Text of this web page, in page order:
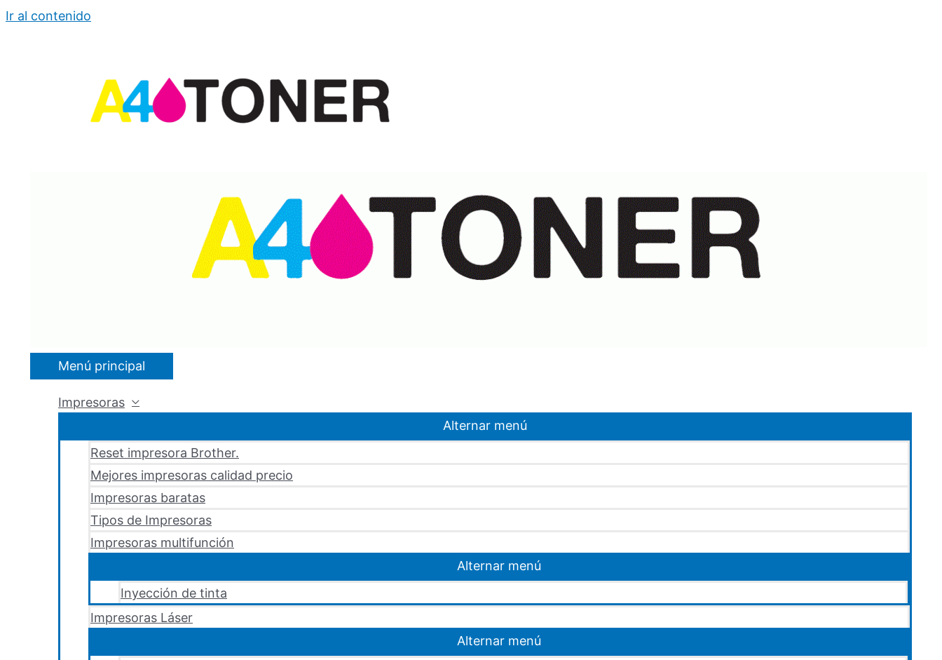
Ir al contenido
Menú principal
Impresoras
Alternar menú
Reset impresora Brother.
Mejores impresoras calidad precio
Impresoras baratas
Tipos de Impresoras
Impresoras multifunción
Alternar menú
Inyección de tinta
Impresoras Láser
Alternar menú